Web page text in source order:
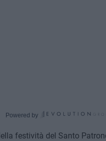
Powered by
festività del Santo